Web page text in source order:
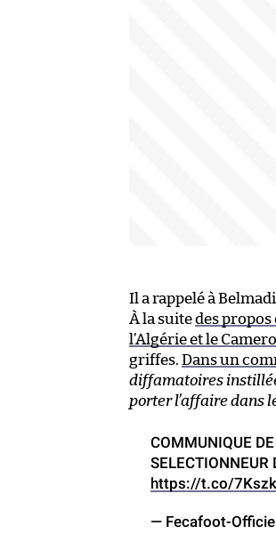
Il a rappelé à
À la suitedes propos
l’Algérie et le
griffes. Dans un
diffamatoires
porter l’affaire dans
COMMUNIQUE
https://t.co/
— Fecafoot-